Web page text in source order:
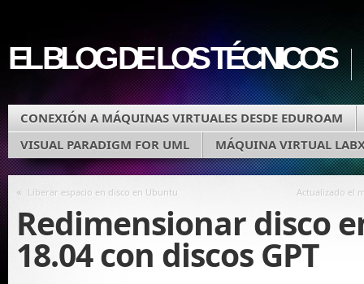
EL BLOG DE LOS TÉCNICOS
CONEXIÓN A MÁQUINAS VIRTUALES DESDE EDUROAM
VISUAL PARADIGM FOR UML
MÁQUINA VIRTUAL
« Liberar espacio en disco en Ubuntu Actualizado el
Redimensionar disco
18.04 con discos GPT